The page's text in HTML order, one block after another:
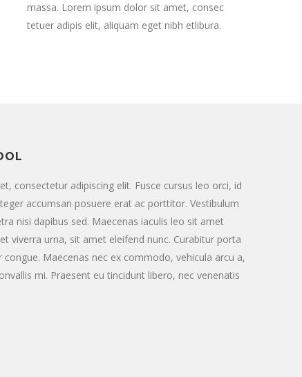
massa. Lorem ipsum dolor sit amet, consec
tetuer adipis elit, aliquam eget nibh etlibura.
consectetur adipiscing elit. Fusce cursus leo orci, id
accumsan posuere erat ac porttitor. Vestibulum
nisi dapibus sed. Maecenas iaculis leo sit amet
viverra urna, sit amet eleifend nunc. Curabitur porta
Maecenas nec ex commodo, vehicula arcu a,
mi. Praesent eu tincidunt libero, nec venenatis